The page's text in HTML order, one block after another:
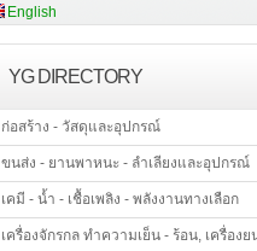
English
YG DIRECTORY
ก่อสร้าง - วัสดุและอุปกรณ์
ขนส่ง - ยานพาหนะ - ลำเลียงและอุปกรณ์
เคมี - น้ำ - เชื้อเพลิง - พลังงานทางเลือก
เครื่องจักรกล ทำความเย็น - ร้อน, เครื่องย